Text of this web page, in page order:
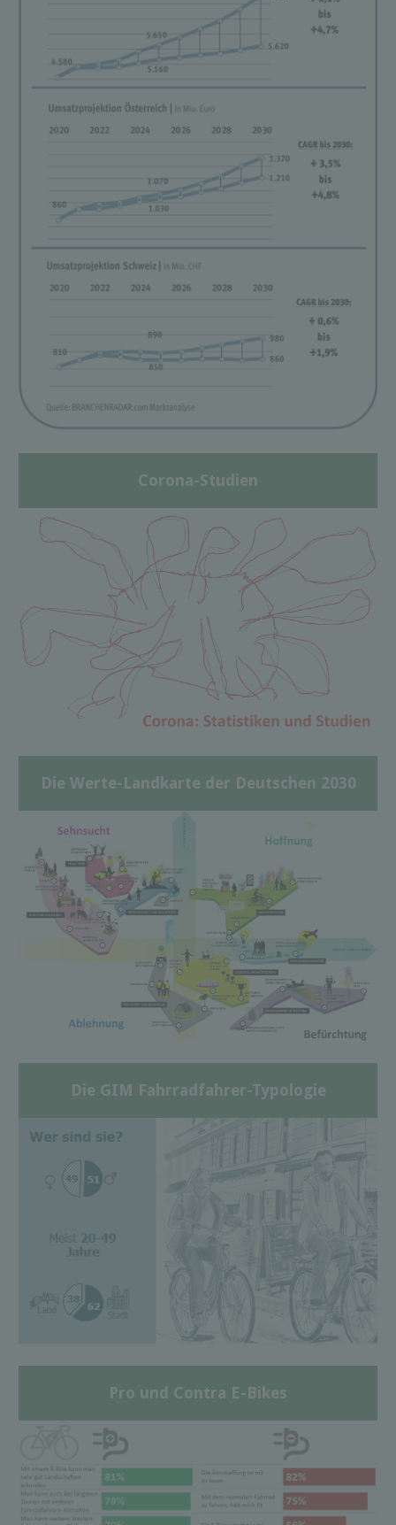
Corona-Studien
Die Werte-Landkarte der Deutschen 2030
Die GIM Fahrradfahrer-Typologie
Pro und Contra E-Bikes